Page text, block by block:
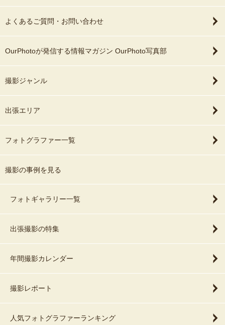
よくあるご質問・お問い合わせ
OurPhotoが発信する情報マガジン OurPhoto写真部
撮影ジャンル
出張エリア
フォトグラファー一覧
撮影の事例を見る
フォトギャラリー一覧
出張撮影の特集
年間撮影カレンダー
撮影レポート
人気フォトグラファーランキング